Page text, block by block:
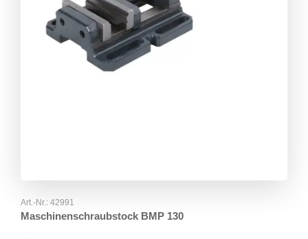
Art.-Nr.: 42991
Maschinenschraubstock BMP 130